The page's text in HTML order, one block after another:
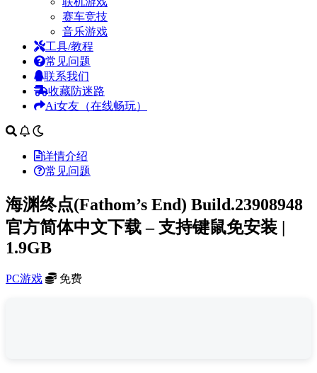
赛车竞技
音乐游戏
工具/教程
常见问题
联系我们
收藏防迷路
Ai女友（在线畅玩）
详情介绍
常见问题
海渊终点(Fathom’s End) Build.23908948
官方简体中文下载 – 支持键鼠免安装 |
1.9GB
PC游戏 免费